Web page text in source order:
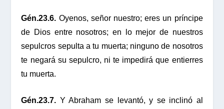
Gén.23.6. Oyenos, señor nuestro; eres un príncipe
de Dios entre nosotros; en lo mejor de nuestros
sepulcros sepulta a tu muerta; ninguno de nosotros
te negará su sepulcro, ni te impedirá que entierres
tu muerta.
Gén.23.7. Y Abraham se levantó, y se inclinó al